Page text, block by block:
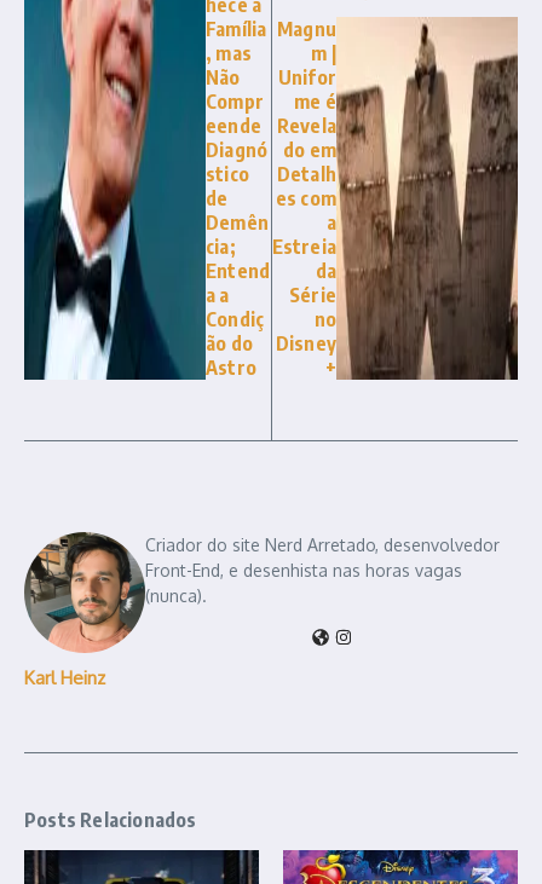
hece a
Família
, mas
Não
Compr
eende
Diagnó
stico
de
Demên
cia;
Entend
a a
Condiç
ão do
Astro
Magnu
m |
Unifor
me é
Revela
do em
Detalh
es com
a
Estreia
da
Série
no
Disney
+
Karl Heinz
Criador do site Nerd Arretado, desenvolvedor
Front-End, e desenhista nas horas vagas
(nunca).
Posts Relacionados